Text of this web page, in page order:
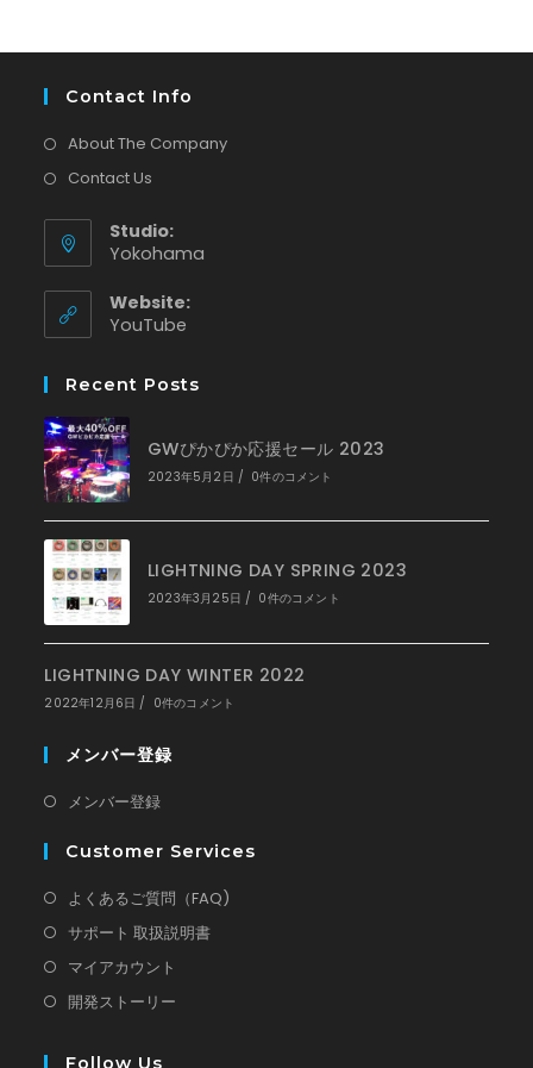
Contact Info
About The Company
Contact Us
Studio:
Yokohama
Website:
YouTube
タ
開
く
Recent Posts
GWぴかぴか応援セール 2023
2023年5月2日 / 0件のコメント
LIGHTNING DAY SPRING 2023
2023年3月25日 / 0件のコメント
LIGHTNING DAY WINTER 2022
2022年12月6日 / 0件のコメント
メンバー登録
メンバー登録新
い
タ
で
開
く
Customer Services
よくあるご質問（FAQ)
サポート 取扱説明書新
マイアカウント
開発ストーリー
Follow Us